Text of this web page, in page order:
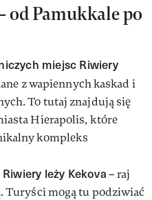
od Pamukkale po
miejsc Riwiery
z wapiennych kaskad i
To tutaj znajdują się
Hierapolis, które
kompleks
leży Kekova– raj
Turyści mogą tu podziwiać